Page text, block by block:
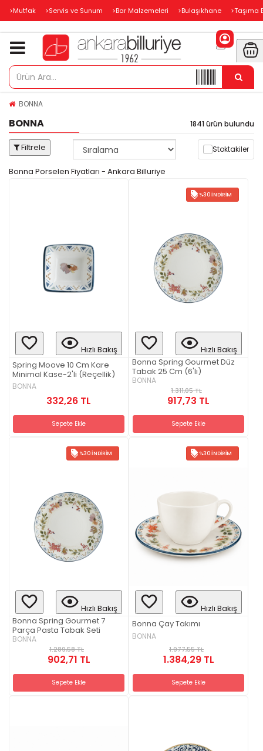
>Mutfak >Servis ve Sunum >Bar Malzemeleri >Bulaşıkhane >Taşıma
BONNA
BONNA 1841 ürün bulundu
Filtrele Stoktakiler
Bonna Porselen Fiyatları - Ankara Billuriye
Hızlı Bakış
Spring Moove 10 Cm Kare
Minimal Kase-2'li (Reçellik)
BONNA
332,26 TL
Sepete Ekle
%30 İNDIRIM
Hızlı Bakış
Bonna Spring Gourmet Düz
Tabak 25 Cm (6'lı)
BONNA
1.311,05 TL
917,73 TL
Sepete Ekle
%30 İNDIRIM
Hızlı Bakış
Bonna Spring Gourmet 7
Parça Pasta Tabak Seti
BONNA
1.289,58 TL
902,71 TL
Sepete Ekle
%30 İNDIRIM
Hızlı Bakış
Bonna Çay Takımı
BONNA
1.977,55 TL
1.384,29 TL
Sepete Ekle